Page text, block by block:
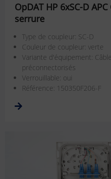
OpDAT HP 6xSC-D
serrure
Type de coupleur: SC-D
Couleur de coupleur: verte
Variante d'équipement:
préconnectorisés
Verrouillable: oui
Référence: 150350F206-F